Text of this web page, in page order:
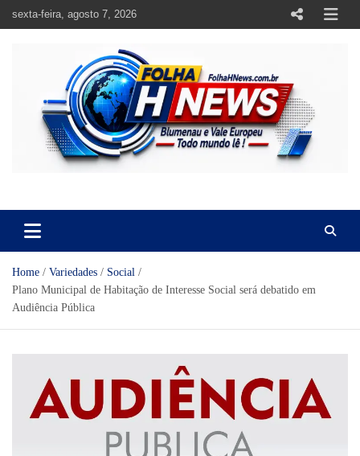
sexta-feira, agosto 7, 2026
Home Variedades
Social
Plano Municipal de Habitação de Interesse Social será debatido em
Audiência Pública